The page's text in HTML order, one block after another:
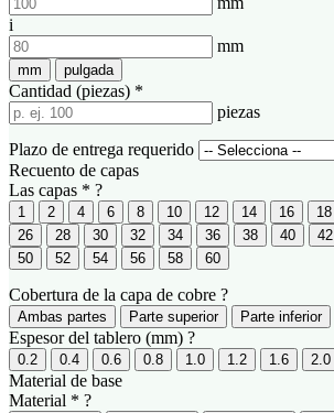
i
mm
mm pulgada
Cantidad (piezas) *
piezas
Plazo de entrega requerido
Recuento de capas
Las capas * ?
1 2 4 6 8 10 12 14 16 18
26
28 30 32 34 36 38 40 42
50
52 54 56 58 60
Cobertura de la capa de cobre ?
Ambas partes Parte superior Parte inferior
Espesor del tablero (mm) ?
0.2 0.4 0.6 0.8 1.0 1.2 1.6 2.0
Material de base
Material * ?